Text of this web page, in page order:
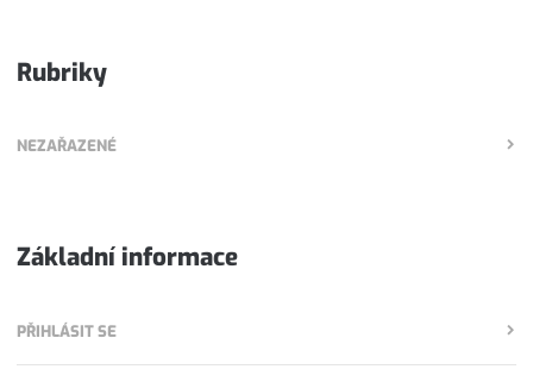
Rubriky
NEZAŘAZENÉ
Základní informace
PŘIHLÁSIT SE